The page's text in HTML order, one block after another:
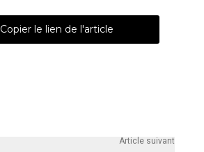
Copier le lien de l'article
Article suivant